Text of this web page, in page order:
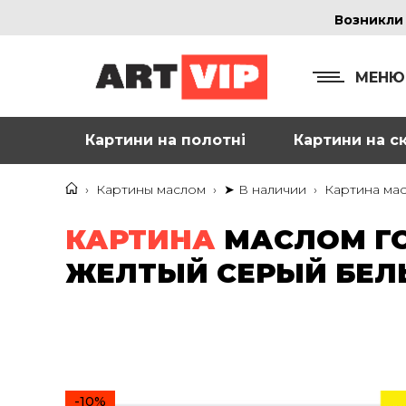
МЕНЮ
Картини на полотні Картини на
› Картины маслом › ➤ В наличии › Картина
КАРТИНА МАСЛОМ
ЖЕЛТЫЙ СЕРЫЙ
-10%
м.